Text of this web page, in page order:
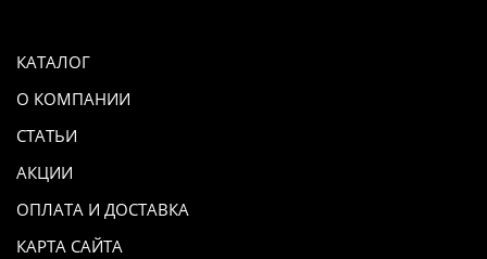
КАТАЛОГ
О КОМПАНИИ
СТАТЬИ
АКЦИИ
ОПЛАТА И ДОСТАВКА
КАРТА САЙТА